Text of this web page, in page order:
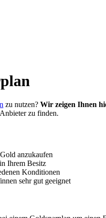
zu nutzen? Wir zeigen Ihnen
zu finden.
anzukaufen
Ihrem Besitz
Konditionen
sehr gut geeignet